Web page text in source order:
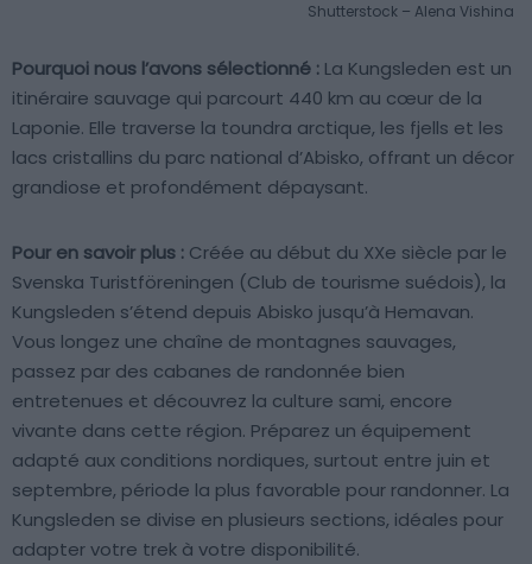
Shutterstock – Alena Vishina
Pourquoi nous l’avons sélectionné : La Kungsleden est un
itinéraire sauvage qui parcourt 440 km au cœur de la
Laponie. Elle traverse la toundra arctique, les fjells et les
lacs cristallins du parc national d’Abisko, offrant un décor
grandiose et profondément dépaysant.
Pour en savoir plus : Créée au début du XXe siècle par le
Svenska Turistföreningen (Club de tourisme suédois), la
Kungsleden s’étend depuis Abisko jusqu’à Hemavan.
Vous longez une chaîne de montagnes sauvages,
passez par des cabanes de randonnée bien
entretenues et découvrez la culture sami, encore
vivante dans cette région. Préparez un équipement
adapté aux conditions nordiques, surtout entre juin et
septembre, période la plus favorable pour randonner. La
Kungsleden se divise en plusieurs sections, idéales pour
adapter votre trek à votre disponibilité.